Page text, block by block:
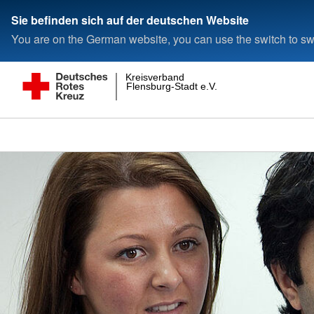
Sie befinden sich auf der deutschen Website
You are on the German website, you can use the switch to
Flensburg-Stadt e.V.
Kreisverband